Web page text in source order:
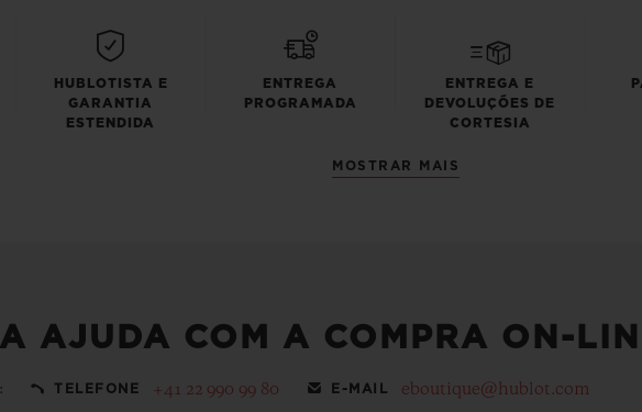
HUBLOTISTA E
GARANTIA
ESTENDIDA
ENTREGA
PROGRAMADA
ENTREGA E
DEVOLUÇÕES DE
CORTESIA
MOSTRAR MAIS
AJUDA COM A COMPRA ON-
TELEFONE +41 22 990 99 80 E-MAIL eboutique@hublot.com